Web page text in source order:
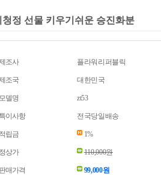
정 선물 키우기쉬운 승진화분
조사 플라워리퍼블릭
조국 대한민국
모델명 zt53
특이사항 전국당일배송
적립금 1%
정상가 110,000원
판매가격 99,000원